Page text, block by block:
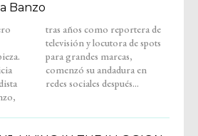
Banzo
redes sociales después...